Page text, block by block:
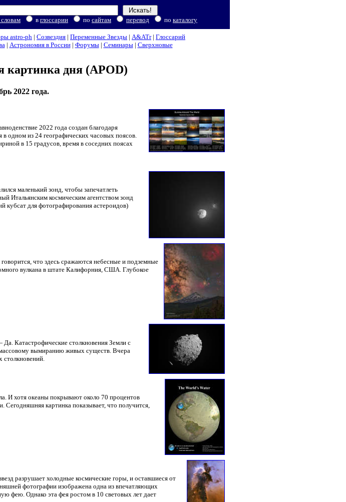
в глоссарии по сайтам перевод по каталогу
astro-ph | Созвездия | Переменные Звезды | A&ATr| Глоссарий
| Астрономия в России| Форумы| Семинары| Сверхновые
картинка дня (APOD)
2022 года.
2022 года создан благодаря
одном из 24 географических часовых поясов.
в 15 градусов, время в соседних поясах
маленький зонд, чтобы запечатлеть
Итальянским космическим агентством зонд
для фотографирования астероидов)
что здесь сражаются небесные и подземные
вулкана в штате Калифорния, США. Глубокое
Катастрофические столкновения Земли с
вымиранию живых существ. Вчера
И хотя океаны покрывают около 70 процентов
картинка показывает, что получится,
разрушает холодные космические горы, и оставшиеся от
фотографии изображена одна из впечатляющих
фею. Однако эта фея ростом в 10 световых лет дает